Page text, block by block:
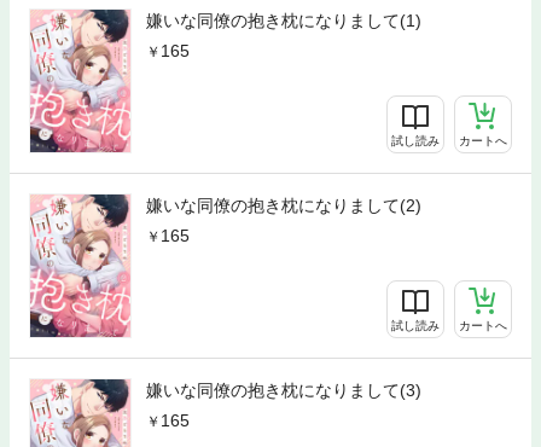
嫌いな同僚の抱き枕になりまして(1)
165
試し読み カートへ
嫌いな同僚の抱き枕になりまして(2)
165
試し読み カートへ
嫌いな同僚の抱き枕になりまして(3)
165